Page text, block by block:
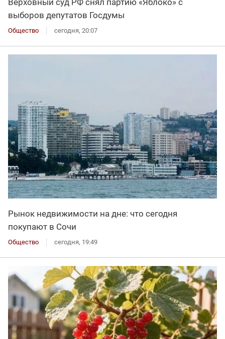
Верховный суд РФ снял партию «Яблоко» с
выборов депутатов Госдумы
Общество сегодня, 20:07
Рынок недвижимости на дне: что сегодня
покупают в Сочи
Общество сегодня, 19:49